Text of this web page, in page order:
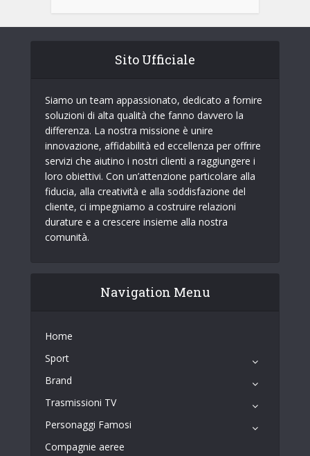
Sito Ufficiale
Siamo un team appassionato, dedicato a fornire
soluzioni di alta qualità che fanno davvero la
differenza. La nostra missione è unire
innovazione, affidabilità ed eccellenza per offrire
servizi che aiutino i nostri clienti a raggiungere i
loro obiettivi. Con un’attenzione particolare alla
fiducia, alla creatività e alla soddisfazione del
cliente, ci impegniamo a costruire relazioni
durature e a crescere insieme alla nostra
comunità.
Navigation Menu
Home
Sport
Brand
Trasmissioni TV
Personaggi Famosi
Compagnie aeree